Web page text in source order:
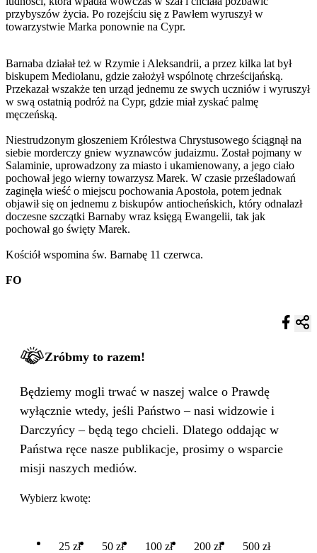
przybyszów życia. Po rozejściu się z Pawłem wyruszył w
towarzystwie Marka ponownie na Cypr.
Barnaba działał też w Rzymie i Aleksandrii, a przez kilka lat był
biskupem Mediolanu, gdzie założył wspólnotę chrześcijańską.
Przekazał wszakże ten urząd jednemu ze swych uczniów i wyruszył
w swą ostatnią podróż na Cypr, gdzie miał zyskać palmę
męczeńską.
Niestrudzonym głoszeniem Królestwa Chrystusowego ściągnął na
siebie morderczy gniew wyznawców judaizmu. Został pojmany w
Salaminie, uprowadzony za miasto i ukamienowany, a jego ciało
pochował jego wierny towarzysz Marek. W czasie prześladowań
zaginęła wieść o miejscu pochowania Apostoła, potem jednak
objawił się on jednemu z biskupów antiocheńskich, który odnalazł
doczesne szczątki Barnaby wraz księgą Ewangelii, tak jak
pochował go święty Marek.
Kościół wspomina św. Barnabę 11 czerwca.
FO
Zróbmy to razem!
Będziemy mogli trwać w naszej walce o Prawdę
wyłącznie wtedy, jeśli Państwo – nasi widzowie i
Darczyńcy – będą tego chcieli. Dlatego oddając w
Państwa ręce nasze publikacje, prosimy o wsparcie
misji naszych mediów.
Wybierz kwotę:
25 zł 50 zł 100 zł 200 zł 500 zł